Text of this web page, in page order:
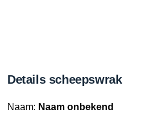
Details scheepswrak
Naam: Naam onbekend